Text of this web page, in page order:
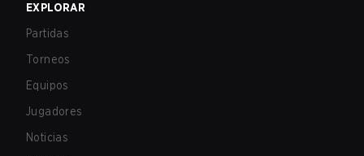
EXPLORAR
Partidas
Torneos
Equipos
Jugadores
Noticias